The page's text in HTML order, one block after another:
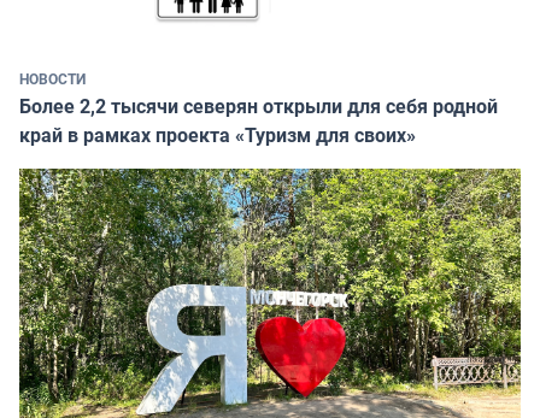
НОВОСТИ
Более 2,2 тысячи северян открыли для себя родной
край в рамках проекта «Туризм для своих»